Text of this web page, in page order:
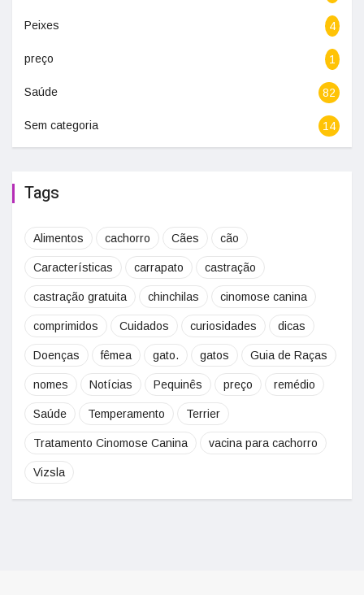
Peixes 4
preço 1
Saúde 82
Sem categoria 14
Tags
Alimentos cachorro Cães cão
Características carrapato castração
castração gratuita chinchilas cinomose canina
comprimidos Cuidados curiosidades dicas
Doenças fêmea gato. gatos Guia de Raças
nomes Notícias Pequinês preço remédio
Saúde Temperamento Terrier
Tratamento Cinomose Canina vacina para cachorro
Vizsla